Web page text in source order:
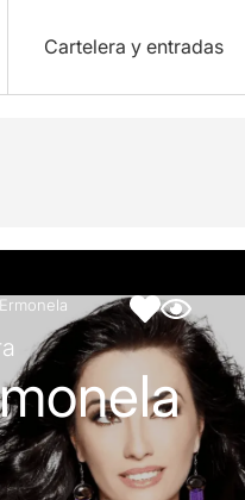
Cartelera y entradas